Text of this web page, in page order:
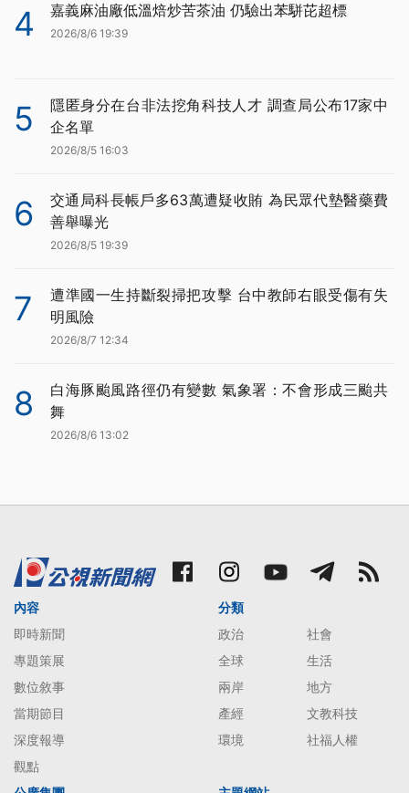
4 嘉義麻油廠低溫焙炒苦茶油 仍驗出苯駢芘超標
2026/8/6 19:39
5
隱匿身分在台非法挖角科技人才 調查局公布17家中
企名單
2026/8/5 16:03
6
交通局科長帳戶多63萬遭疑收賄 為民眾代墊醫藥費
善舉曝光
2026/8/5 19:39
7
遭準國一生持斷裂掃把攻擊 台中教師右眼受傷有失
明風險
2026/8/7 12:34
8
白海豚颱風路徑仍有變數 氣象署：不會形成三颱共
舞
2026/8/6 13:02
內容
即時新聞
專題策展
數位敘事
當期節目
深度報導
觀點
分類
政治
社會
全球
生活
兩岸
地方
產經
文教科技
環境
社福人權